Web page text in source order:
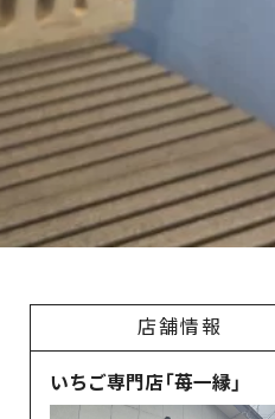
店舗情報
いちご専門店「苺一縁」